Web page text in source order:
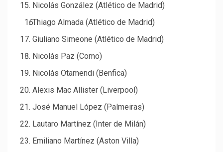
Nicolás González (Atlético de Madrid)
Thiago Almada (Atlético de Madrid)
Giuliano Simeone (Atlético de Madrid)
Nicolás Paz (Como)
Nicolás Otamendi (Benfica)
Alexis Mac Allister (Liverpool)
José Manuel López (Palmeiras)
Lautaro Martínez (Inter de Milán)
Emiliano Martínez (Aston Villa)